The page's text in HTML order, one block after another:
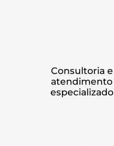
Consultoria e
atendimento
especializado